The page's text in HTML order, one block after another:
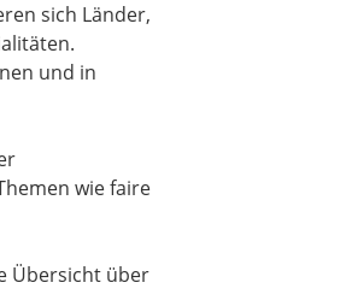
sich Länder,
und in
wie faire
Übersicht über